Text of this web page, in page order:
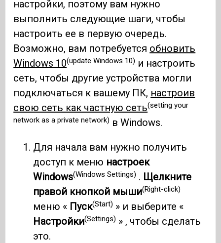
настройки, поэтому вам нужно
выполнить следующие шаги, чтобы
настроить ее в первую очередь.
Возможно, вам потребуется обновить
Windows 10(update Windows 10) и настроить
сеть, чтобы другие устройства могли
подключаться к вашему ПК, настроив
свою сеть как частную сеть(setting your
network as a private network) в Windows.
Для начала вам нужно получить
доступ к меню настроек
Windows(Windows Settings) . Щелкните
правой кнопкой мыши(Right-click)
меню « Пуск(Start) » и выберите «
Настройки(Settings) » , чтобы сделать
это.